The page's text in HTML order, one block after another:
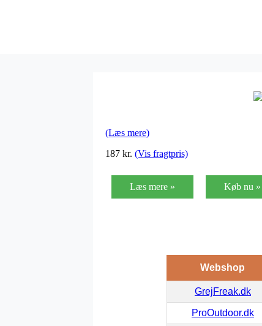
(Læs mere)
187 kr. (Vis fragtpris)
Læs mere » Køb nu »
Webshop
GrejFreak.dk
ProOutdoor.dk